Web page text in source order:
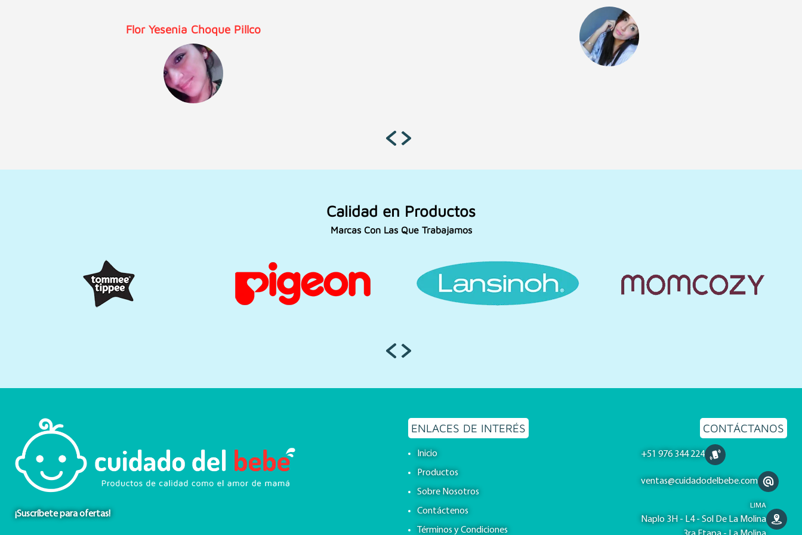
Laly Rivera
Calidad en Productos
Marcas Con Las Que Trabajamos
¡Suscríbete para ofertas!
ENLACES DE INTERÉS
Inicio
Productos
Sobre Nosotros
Contáctenos
Términos y Condiciones
CONTÁCTANOS
+51 976 344 224
ventas@cuidadodelbebe.com
LIMA
Naplo 3H - L4 - Sol De La Molina